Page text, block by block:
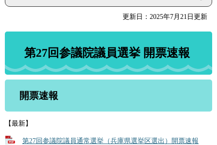
更新日：2025年7月21日更新
第27回参議院議員選挙 開票速報
開票速報
【最新】
第27回参議院議員通常選挙（兵庫県選挙区選出）開票速報